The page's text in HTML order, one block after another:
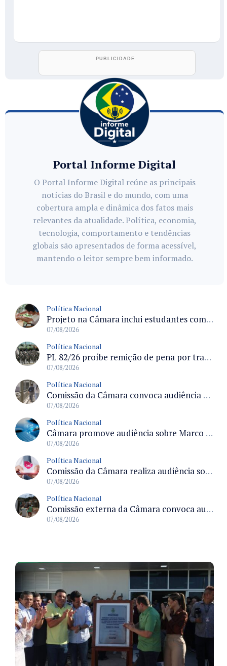
Portal Informe Digital
O Portal Informe Digital reúne as principais
notícias do Brasil e do mundo, com uma
cobertura ampla e dinâmica dos fatos mais
relevantes da atualidade. Política, economia,
tecnologia, comportamento e tendências
globais são apresentados de forma acessível,
mantendo o leitor sempre bem informado.
Política Nacional
Projeto na Câmara inclui estudantes com deficiência no regime escolar especial da LDB e estabelece critérios para frequência
07/08/2026
Política Nacional
PL 82/26 proíbe remição de pena por trabalho em funções militares para condenados por crimes contra o Estado Democrático de Direito
07/08/2026
Política Nacional
Comissão da Câmara convoca audiência para discutir misoginia nas escolas e universidades após divulgação de listas misóginas
07/08/2026
Política Nacional
Câmara promove audiência sobre Marco de Fomento à Economia Digital e impactos da inteligência artificial
07/08/2026
Política Nacional
Comissão da Câmara realiza audiência sobre apostas online para medir o tamanho do mercado ilegal
07/08/2026
Política Nacional
Comissão externa da Câmara convoca audiência pública sobre chuvas na Zona da Mata de Minas Gerais e impactos em Juiz de Fora
07/08/2026